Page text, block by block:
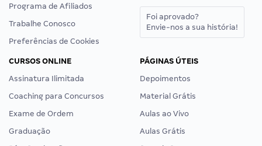
Programa de Afiliados
Trabalhe Conosco
Preferências de Cookies
Foi aprovado?
Envie-nos a sua história!
CURSOS ONLINE
Assinatura Ilimitada
Coaching para Concursos
Exame de Ordem
Graduação
PÁGINAS ÚTEIS
Depoimentos
Material Grátis
Aulas ao Vivo
Aulas Grátis